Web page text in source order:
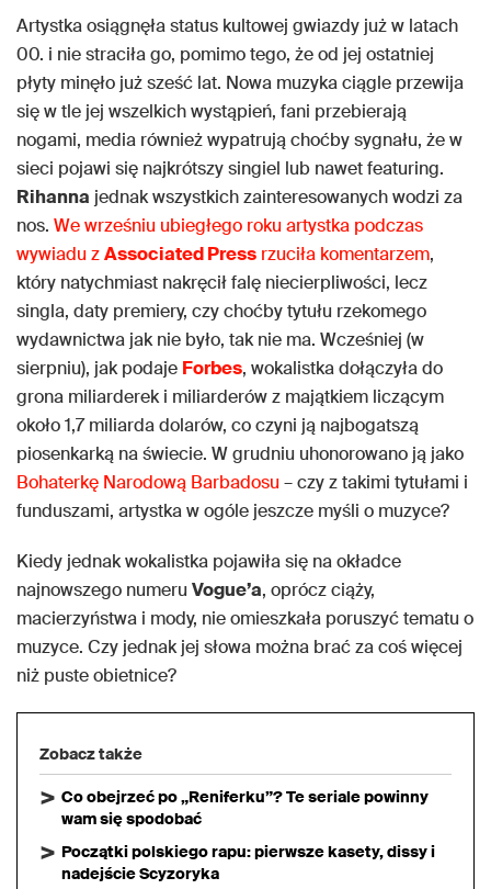
Artystka osiągnęła status kultowej gwiazdy już w latach
00. i nie straciła go, pomimo tego, że od jej ostatniej
płyty minęło już sześć lat. Nowa muzyka ciągle przewija
się w tle jej wszelkich wystąpień, fani przebierają
nogami, media również wypatrują choćby sygnału, że w
sieci pojawi się najkrótszy singiel lub nawet featuring.
Rihanna jednak wszystkich zainteresowanych wodzi za
nos. We wrześniu ubiegłego roku artystka podczas
wywiadu zAssociated Press rzuciła komentarzem,
który natychmiast nakręcił falę niecierpliwości, lecz
singla, daty premiery, czy choćby tytułu rzekomego
wydawnictwa jak nie było, tak nie ma. Wcześniej (w
sierpniu), jak podaje Forbes, wokalistka dołączyła do
grona miliarderek i miliarderów z majątkiem liczącym
około 1,7 miliarda dolarów, co czyni ją najbogatszą
piosenkarką na świecie. W grudniu uhonorowano ją jako
Bohaterkę Narodową Barbadosu– czy z takimi tytułami i
funduszami, artystka w ogóle jeszcze myśli o muzyce?
Kiedy jednak wokalistka pojawiła się na okładce
najnowszego numeru Vogue’a, oprócz ciąży,
macierzyństwa i mody, nie omieszkała poruszyć tematu o
muzyce. Czy jednak jej słowa można brać za coś więcej
niż puste obietnice?
Zobacz także
Co obejrzeć po „Reniferku”? Te seriale powinny
wam się spodobać
Początki polskiego rapu: pierwsze kasety, dissy i
nadejście Scyzoryka